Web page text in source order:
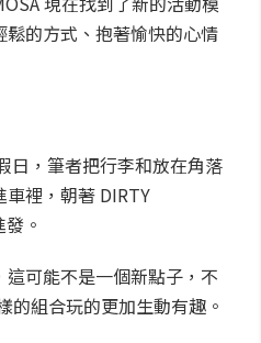
的方式、抱著愉快的心情
日，筆者把行李和放在角落
裡，朝著 DIRTY
。
可能不是一個新點子，不
的組合玩的更加生動有趣。